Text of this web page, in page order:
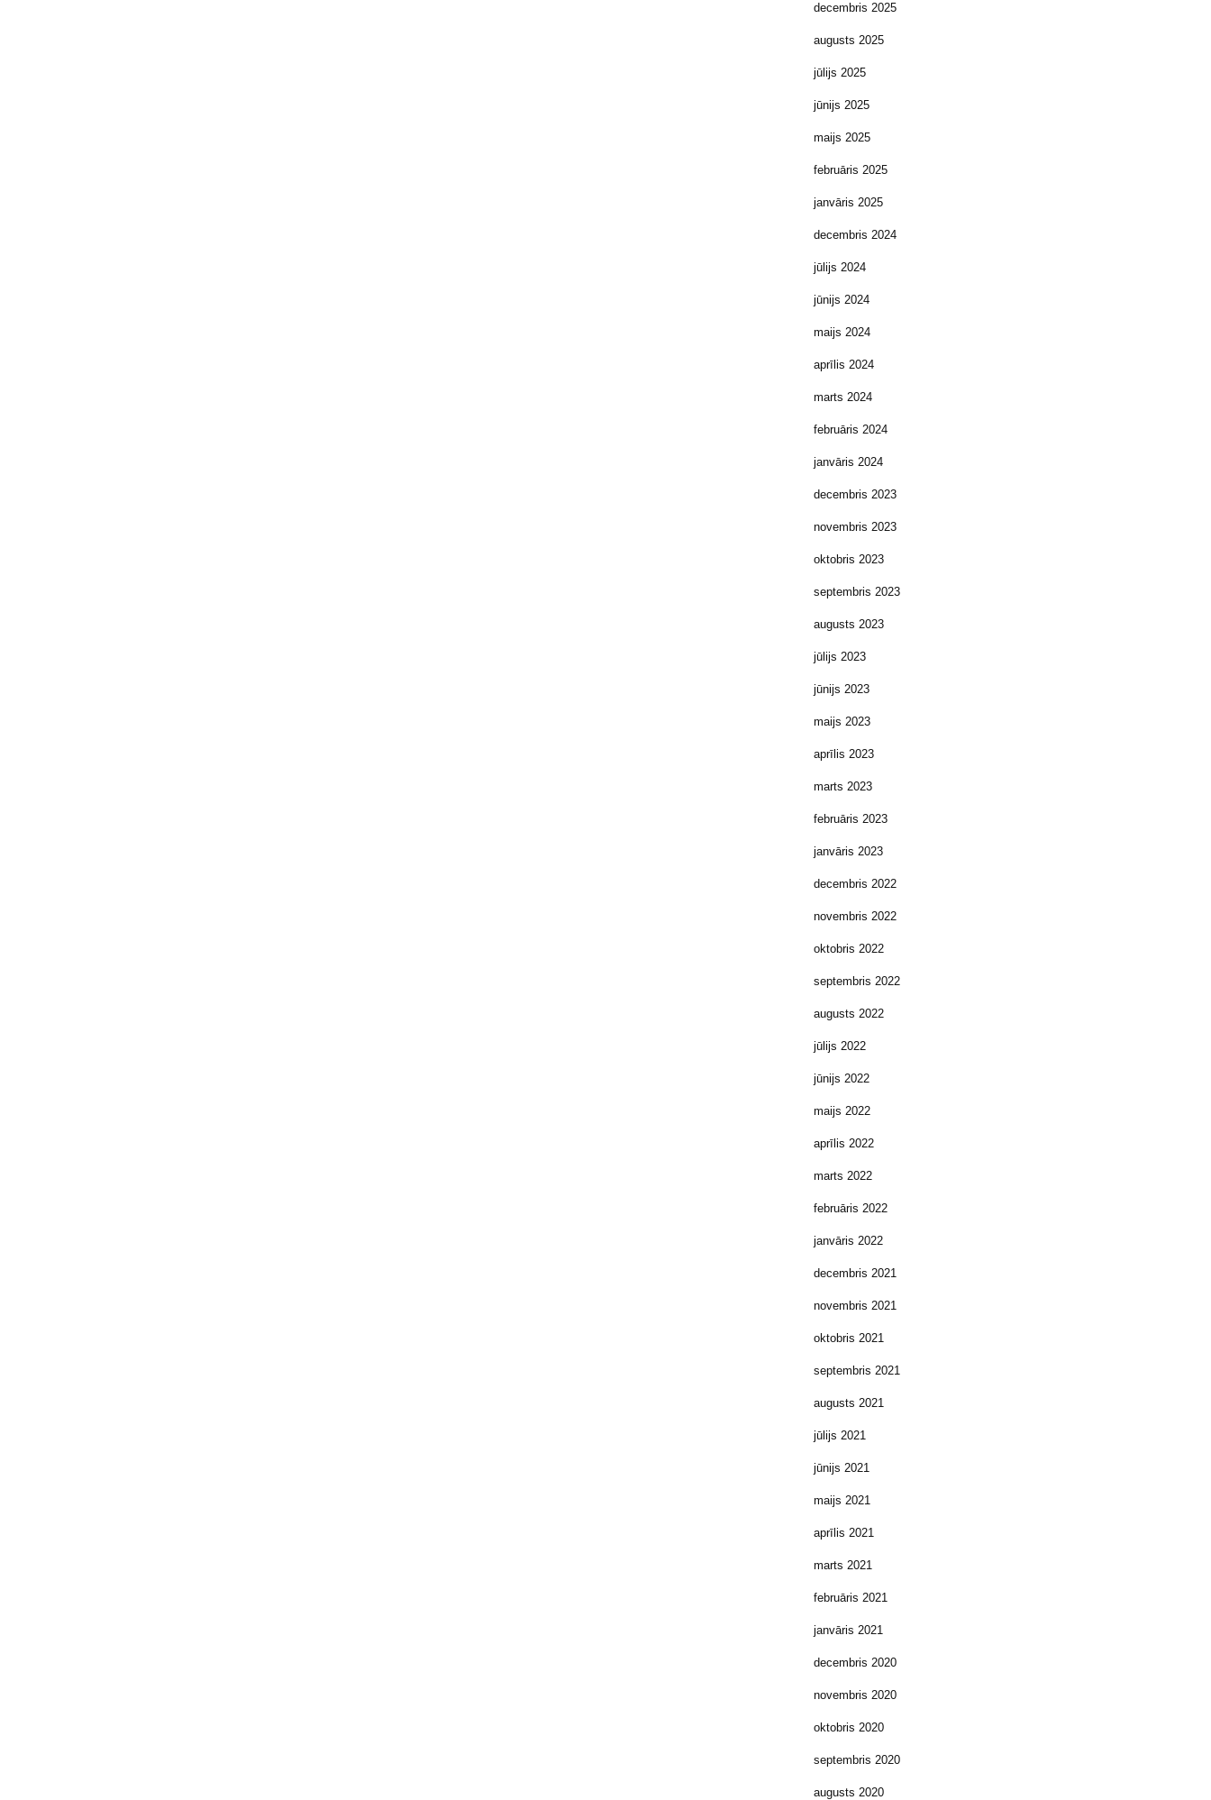
decembris 2025
augusts 2025
jūlijs 2025
jūnijs 2025
maijs 2025
februāris 2025
janvāris 2025
decembris 2024
jūlijs 2024
jūnijs 2024
maijs 2024
aprīlis 2024
marts 2024
februāris 2024
janvāris 2024
decembris 2023
novembris 2023
oktobris 2023
septembris 2023
augusts 2023
jūlijs 2023
jūnijs 2023
maijs 2023
aprīlis 2023
marts 2023
februāris 2023
janvāris 2023
decembris 2022
novembris 2022
oktobris 2022
septembris 2022
augusts 2022
jūlijs 2022
jūnijs 2022
maijs 2022
aprīlis 2022
marts 2022
februāris 2022
janvāris 2022
decembris 2021
novembris 2021
oktobris 2021
septembris 2021
augusts 2021
jūlijs 2021
jūnijs 2021
maijs 2021
aprīlis 2021
marts 2021
februāris 2021
janvāris 2021
decembris 2020
novembris 2020
oktobris 2020
septembris 2020
augusts 2020